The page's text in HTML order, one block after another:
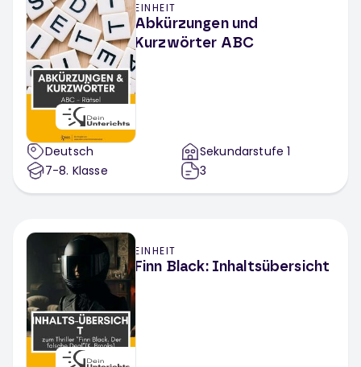
EINHEIT
Abkürzungen und
Kurzwörter ABC
Deutsch
7-8. Klasse
Sekundarstufe 1
3
EINHEIT
Finn Black: Inhaltsübersicht